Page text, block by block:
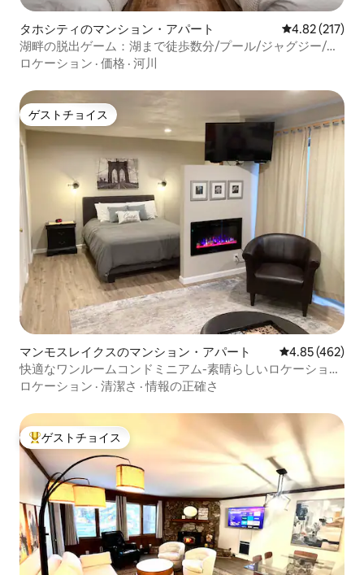
タホシティのマンション・アパート レビュー217
4.82 (217)
湖畔の脱出ゲーム：湖まで徒歩数分/プール/ジャグジー/サ
ウナ
ロケーション · 価格 · 河川
ゲストチョイス
ゲストチョイス
マンモスレイクスのマンション・アパート レビュー462
4.85 (462)
快適なワンルームコンドミニアム-素晴らしいロケーショ
ン-無料Wi-Fi-ペットOK
ロケーション · 清潔さ ·情報の正確さ
大好評のゲストチョイスです。
ゲストチョイス